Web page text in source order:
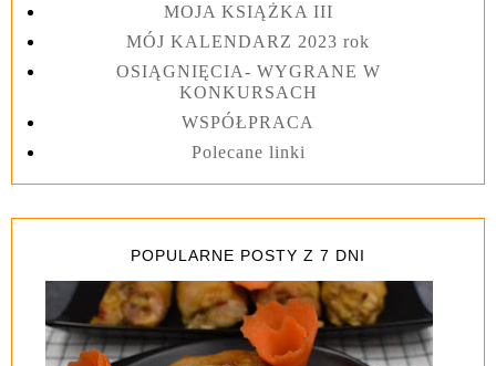
MOJA KSIĄŻKA III
MÓJ KALENDARZ 2023 rok
OSIĄGNIĘCIA- WYGRANE W
KONKURSACH
WSPÓŁPRACA
Polecane linki
POPULARNE POSTY Z 7 DNI